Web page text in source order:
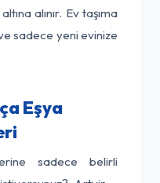
alınır. Ev taşıma
sadece yeni evinize
Eşya
sadece belirli